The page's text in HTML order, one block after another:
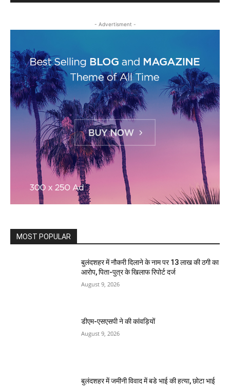
- Advertisment -
MOST POPULAR
बुलंदशहर में नौकरी दिलाने के नाम पर 13 लाख की ठगी का
आरोप, पिता-पुत्र के खिलाफ रिपोर्ट दर्ज
August 9, 2026
डीएम-एसएसपी ने की कांवड़ियों
August 9, 2026
बुलंदशहर में जमीनी विवाद में बडे भाई की हत्या, छोटा भाई